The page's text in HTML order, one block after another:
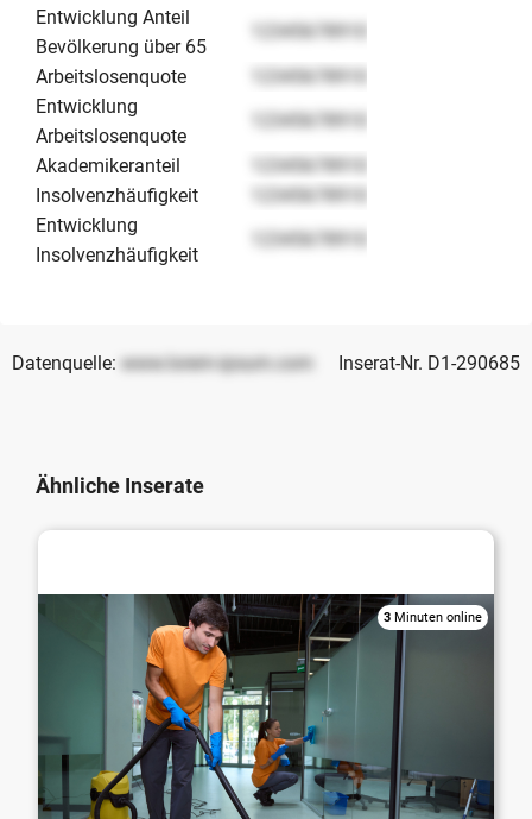
Entwicklung Anteil
Bevölkerung über 65
12345678910
Arbeitslosenquote
12345678910
Entwicklung
Arbeitslosenquote
12345678910
Akademikeranteil
12345678910
Insolvenzhäufigkeit
12345678910
Entwicklung
Insolvenzhäufigkeit
12345678910
Datenquelle: www.lorem-ipsum.com Inserat-Nr. D1-290685
Ähnliche Inserate
3 Minuten online